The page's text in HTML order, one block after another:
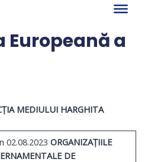
a
MEDIULUI HARGHITA
02.08.2023ORGANIZAȚIILE
DE